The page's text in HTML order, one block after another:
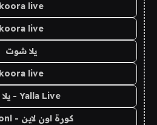
koora live
koora live
يلا شوت
koora live
Yalla Live - يلا لايف
كورة اون لاين - koora onl